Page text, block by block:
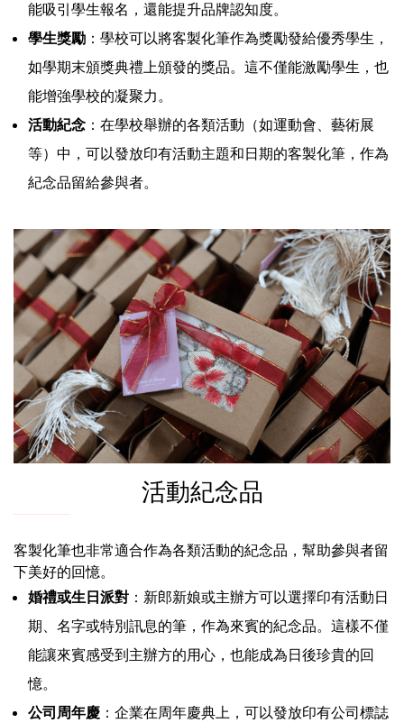
能吸引學生報名，還能提升品牌認知度。
學生獎勵 ：學校可以將客製化筆作為獎勵發給優秀學生，
如學期末頒獎典禮上頒發的獎品。這不僅能激勵學生，也
能增強學校的凝聚力。
活動紀念 ：在學校舉辦的各類活動（如運動會、藝術展
等）中，可以發放印有活動主題和日期的客製化筆，作為
紀念品留給參與者。
活動紀念品
客製化筆也非常適合作為各類活動的紀念品，幫助參與者留
下美好的回憶。
婚禮或生日派對 ：新郎新娘或主辦方可以選擇印有活動日
期、名字或特別訊息的筆，作為來賓的紀念品。這樣不僅
能讓來賓感受到主辦方的用心，也能成為日後珍貴的回
憶。
公司周年慶 ：企業在周年慶典上，可以發放印有公司標誌